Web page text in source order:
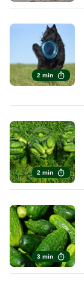
2 min
2 min
3 min